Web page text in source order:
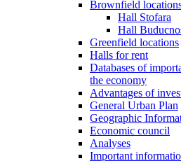
Brownfield
Hall Stofara
Hall
Greenfield locations
Halls for rent
Databases of
the economy
Advantages of
General Urban Plan
Geographic
Еconomic council
Analyses
Important